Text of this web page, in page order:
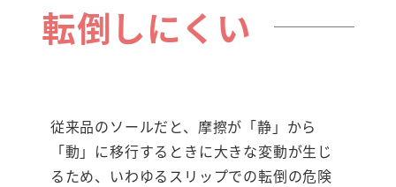
転倒しにくい
従来品のソールだと、摩擦が「静」から
「動」に移行するときに大きな変動が生じ
るため、いわゆるスリップでの転倒の危険